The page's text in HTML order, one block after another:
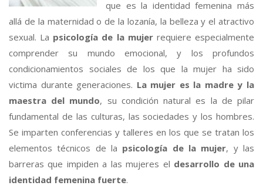
que es la identidad femenina más
allá de la maternidad o de la lozanía, la belleza y el atractivo
sexual. La psicología de la mujerrequiere especialmente
comprender su mundo emocional, y los profundos
condicionamientos sociales de los que la mujer ha sido
victima durante generaciones. La mujer es la madre y la
maestra del mundo, su condición natural es la de pilar
fundamental de las culturas, las sociedades y los hombres.
Se imparten conferencias y talleres en los que se tratan los
elementos técnicos de la psicología de la mujer, y las
barreras que impiden a las mujeres el desarrollo de una
identidad femenina fuerte.